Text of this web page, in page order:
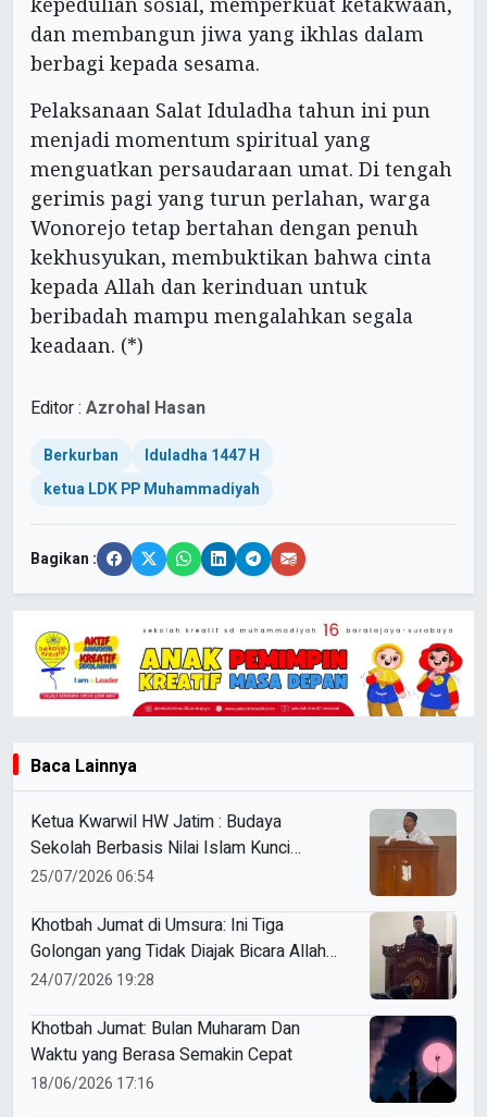
dan membangun jiwa yang ikhlas dalam
berbagi kepada sesama.
Pelaksanaan Salat Iduladha tahun ini pun
menjadi momentum spiritual yang
menguatkan persaudaraan umat. Di tengah
gerimis pagi yang turun perlahan, warga
Wonorejo tetap bertahan dengan penuh
kekhusyukan, membuktikan bahwa cinta
kepada Allah dan kerinduan untuk
beribadah mampu mengalahkan segala
keadaan. (*)
Editor : Azrohal Hasan
Berkurban
Iduladha 1447 H
ketua LDK PP Muhammadiyah
Bagikan :
Baca Lainnya
Ketua Kwarwil HW Jatim : Budaya
Sekolah Berbasis Nilai Islam Kunci
Meraih Kesuksesan
25/07/2026 06:54
Khotbah Jumat di Umsura: Ini Tiga
Golongan yang Tidak Diajak Bicara Allah
pada Hari Kiamat
24/07/2026 19:28
Khotbah Jumat: Bulan Muharam Dan
Waktu yang Berasa Semakin Cepat
18/06/2026 17:16